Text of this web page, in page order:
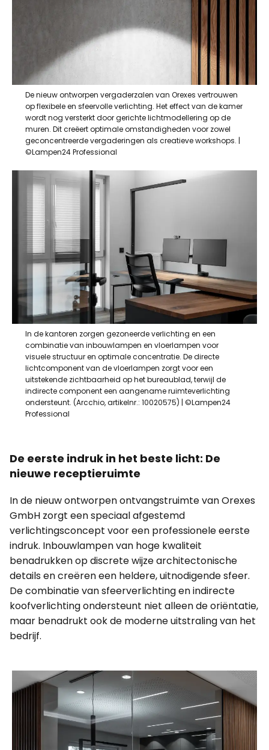
De nieuw ontworpen vergaderzalen van Orexes vertrouwen
op flexibele en sfeervolle verlichting. Het effect van de kamer
wordt nog versterkt door gerichte lichtmodellering op de
muren. Dit creëert optimale omstandigheden voor zowel
geconcentreerde vergaderingen als creatieve workshops. |
©Lampen24 Professional
In de kantoren zorgen gezoneerde verlichting en een
combinatie van inbouwlampen en vloerlampen voor
visuele structuur en optimale concentratie. De directe
lichtcomponent van de vloerlampen zorgt voor een
uitstekende zichtbaarheid op het bureaublad, terwijl de
indirecte component een aangename ruimteverlichting
ondersteunt. (Arcchio, artikelnr.: 10020575) | ©Lampen24
Professional
De eerste indruk in het beste licht: De
nieuwe receptieruimte
In de nieuw ontworpen ontvangstruimte van Orexes
GmbH zorgt een speciaal afgestemd
verlichtingsconcept voor een professionele eerste
indruk. Inbouwlampen van hoge kwaliteit
benadrukken op discrete wijze architectonische
details en creëren een heldere, uitnodigende sfeer.
De combinatie van sfeerverlichting en indirecte
koofverlichting ondersteunt niet alleen de oriëntatie,
maar benadrukt ook de moderne uitstraling van het
bedrijf.